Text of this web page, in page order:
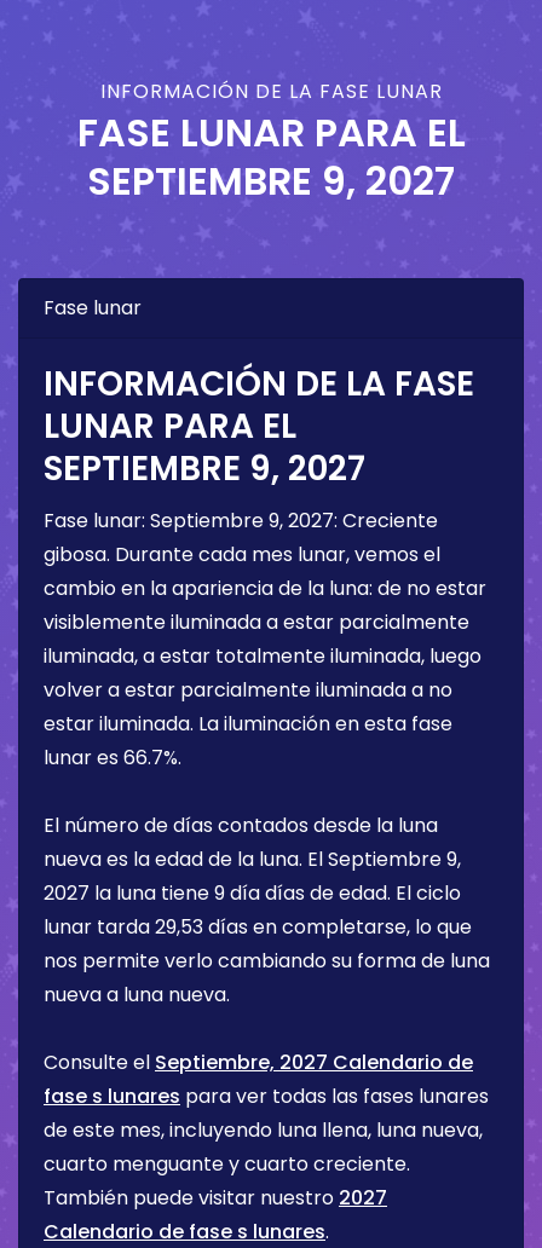
INFORMACIÓN DE LA FASE LUNAR
FASE LUNAR PARA EL
SEPTIEMBRE 9, 2027
Fase lunar
INFORMACIÓN DE LA FASE
LUNAR PARA EL
SEPTIEMBRE 9, 2027
Fase lunar: Septiembre 9, 2027: Creciente
gibosa. Durante cada mes lunar, vemos el
cambio en la apariencia de la luna: de no estar
visiblemente iluminada a estar parcialmente
iluminada, a estar totalmente iluminada, luego
volver a estar parcialmente iluminada a no
estar iluminada. La iluminación en esta fase
lunar es 66.7%.
El número de días contados desde la luna
nueva es la edad de la luna. ElSeptiembre 9,
2027 la luna tiene9 díadías de edad. El ciclo
lunar tarda 29,53 días en completarse, lo que
nos permite verlo cambiando su forma de luna
nueva a luna nueva.
Consulte el Septiembre, 2027 Calendario de
fase s lunares para ver todas las fases lunares
de este mes, incluyendo luna llena, luna nueva,
cuarto menguante y cuarto creciente.
También puede visitar nuestro 2027
Calendario de fase s lunares.